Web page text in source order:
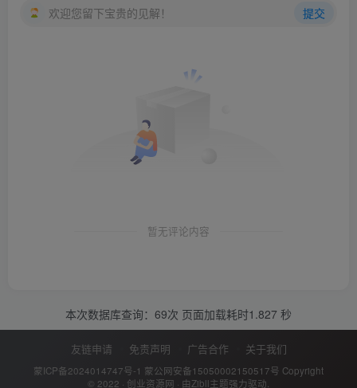
欢迎您留下宝贵的见解！ 提交
暂无评论内容
本次数据库查询：69次 页面加载耗时1.827 秒
友链申请 免责声明 广告合作 关于我们
蒙ICP备2024014747号-1 蒙公网安备15050002150517号 Copyright
© 2022 · 创业资源网 · 由Zibll主题强力驱动.